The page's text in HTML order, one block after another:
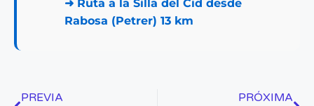
➜ Ruta a la Silla del Cid desde
Rabosa (Petrer) 13 km
PREVIA PRÓXIMA